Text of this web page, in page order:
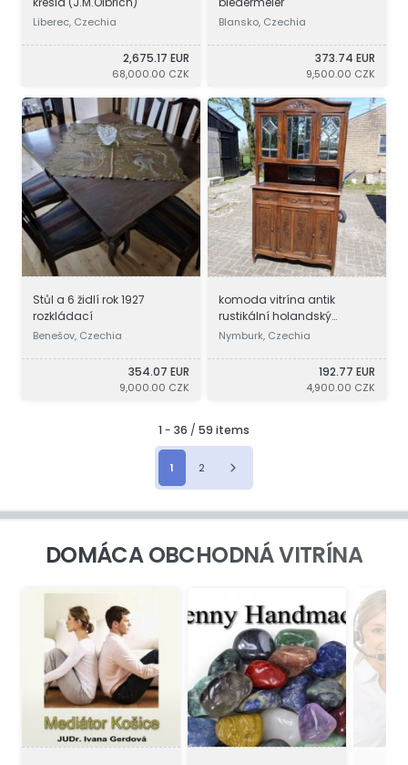
Liberec, Czechia
2,675.17 EUR
68,000.00 CZK
Blansko, Czechia
373.74 EUR
9,500.00 CZK
Stůl a 6 židlí rok 1927
rozkládací
Benešov, Czechia
354.07 EUR
9,000.00 CZK
komoda vitrína antik
rustikální holandský
nábytek
Nymburk, Czechia
192.77 EUR
4,900.00 CZK
1 - 36 / 59 items
1 2
DOMÁCA OBCHODNÁ VITRÍNA